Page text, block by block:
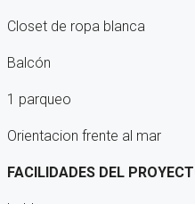
Closet de ropa blanca
Balcón
1 parqueo
Orientacion frente al mar
FACILIDADES DEL